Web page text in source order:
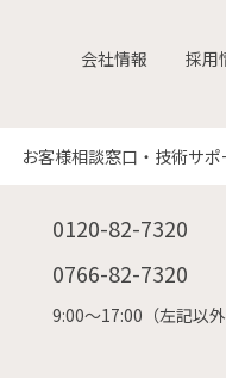
会社情報 採用
お客様相談窓口・技術サ
0120-82-7320
0766-82-7320
9:00〜17:00（左記以